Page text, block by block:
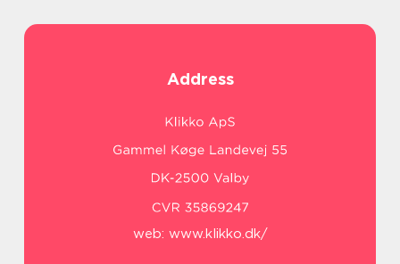
Address
web: www.klikko.dk/